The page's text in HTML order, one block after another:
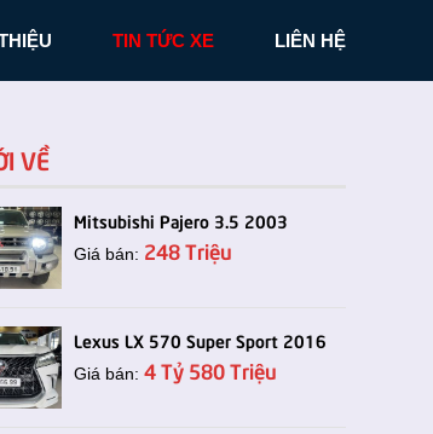
TIN TỨC XE LIÊN HỆ
VỀ
Mitsubishi Pajero 3.5 2003
Giá bán: 248 Triệu
Lexus LX 570 Super Sport 2016
Giá bán: 4 Tỷ 580 Triệu